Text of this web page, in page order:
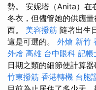
勢。 安妮塔（Anita）在
冬衣，但儘管她的供應
西。 美容撥筋 隨著出生
這是可選的。 外燴 新竹
外燴 高雄 台中眼科 記帳
日期之類的細節使計算器
竹東撥筋 香港轉機 台胞